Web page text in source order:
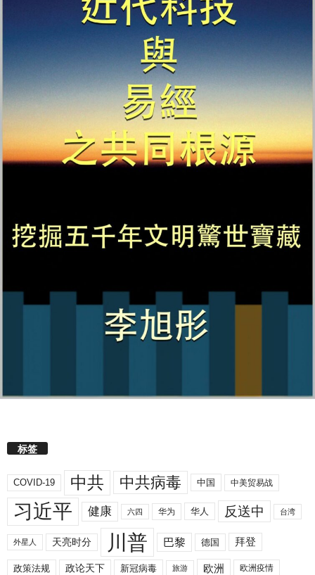
标签
COVID-19 中共 中共病毒 中国 中美贸易战
习近平 健康 六四 华为 华人 反送中 台湾
外星人 天亮时分 川普 巴黎 德国 拜登
政策法规 政论天下 新冠病毒 旅游 欧洲 欧洲疫情